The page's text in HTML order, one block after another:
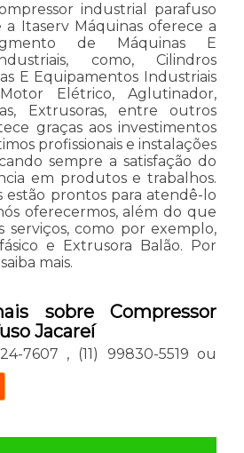
industrial parafuso
a Itaserv Máquinas oferece a
de Máquinas E
como, Cilindros
E Equipamentos Industriais
Elétrico, Aglutinador,
Extrusoras, entre outros
graças aos investimentos
profissionais e instalações
sempre a satisfação do
em produtos e trabalhos.
estão prontos para atendê-lo
oferecermos, além do que
serviços, como por exemplo,
e Extrusora Balão. Por
mais.
sobre Compressor
Jacareí
7607 , (11) 99830-5519 ou